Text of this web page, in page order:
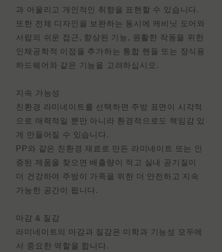
과 어울리고 개인적인 취향을 표현할 수 있습니다.
또한 전체 디자인을 보완하는 동시에 캐비닛 도어와
서랍의 쉬운 접근, 향상된 기능, 원활한 작동을 위한
인체공학적 이점을 추가하는 통합 핸들 또는 장식용
하드웨어와 같은 기능을 고려하십시오.
지속 가능성
친환경 라미네이트를 선택하면 주방 표면이 시각적
으로 매력적일 뿐만 아니라 환경적으로도 책임감 있
게 만들어질 수 있습니다.
PP와 같은 친환경 재료로 만든 라미네이트 또는 인
증된 제품을 찾으면 배출량이 적고 실내 공기질이
더 건강하여 주방이 가족을 위한 더 안전하고 지속
가능한 공간이 됩니다.
마감 & 질감
라미네이트의 마감과 질감은 미학과 기능성 모두에
서 중요한 역할을 합니다.